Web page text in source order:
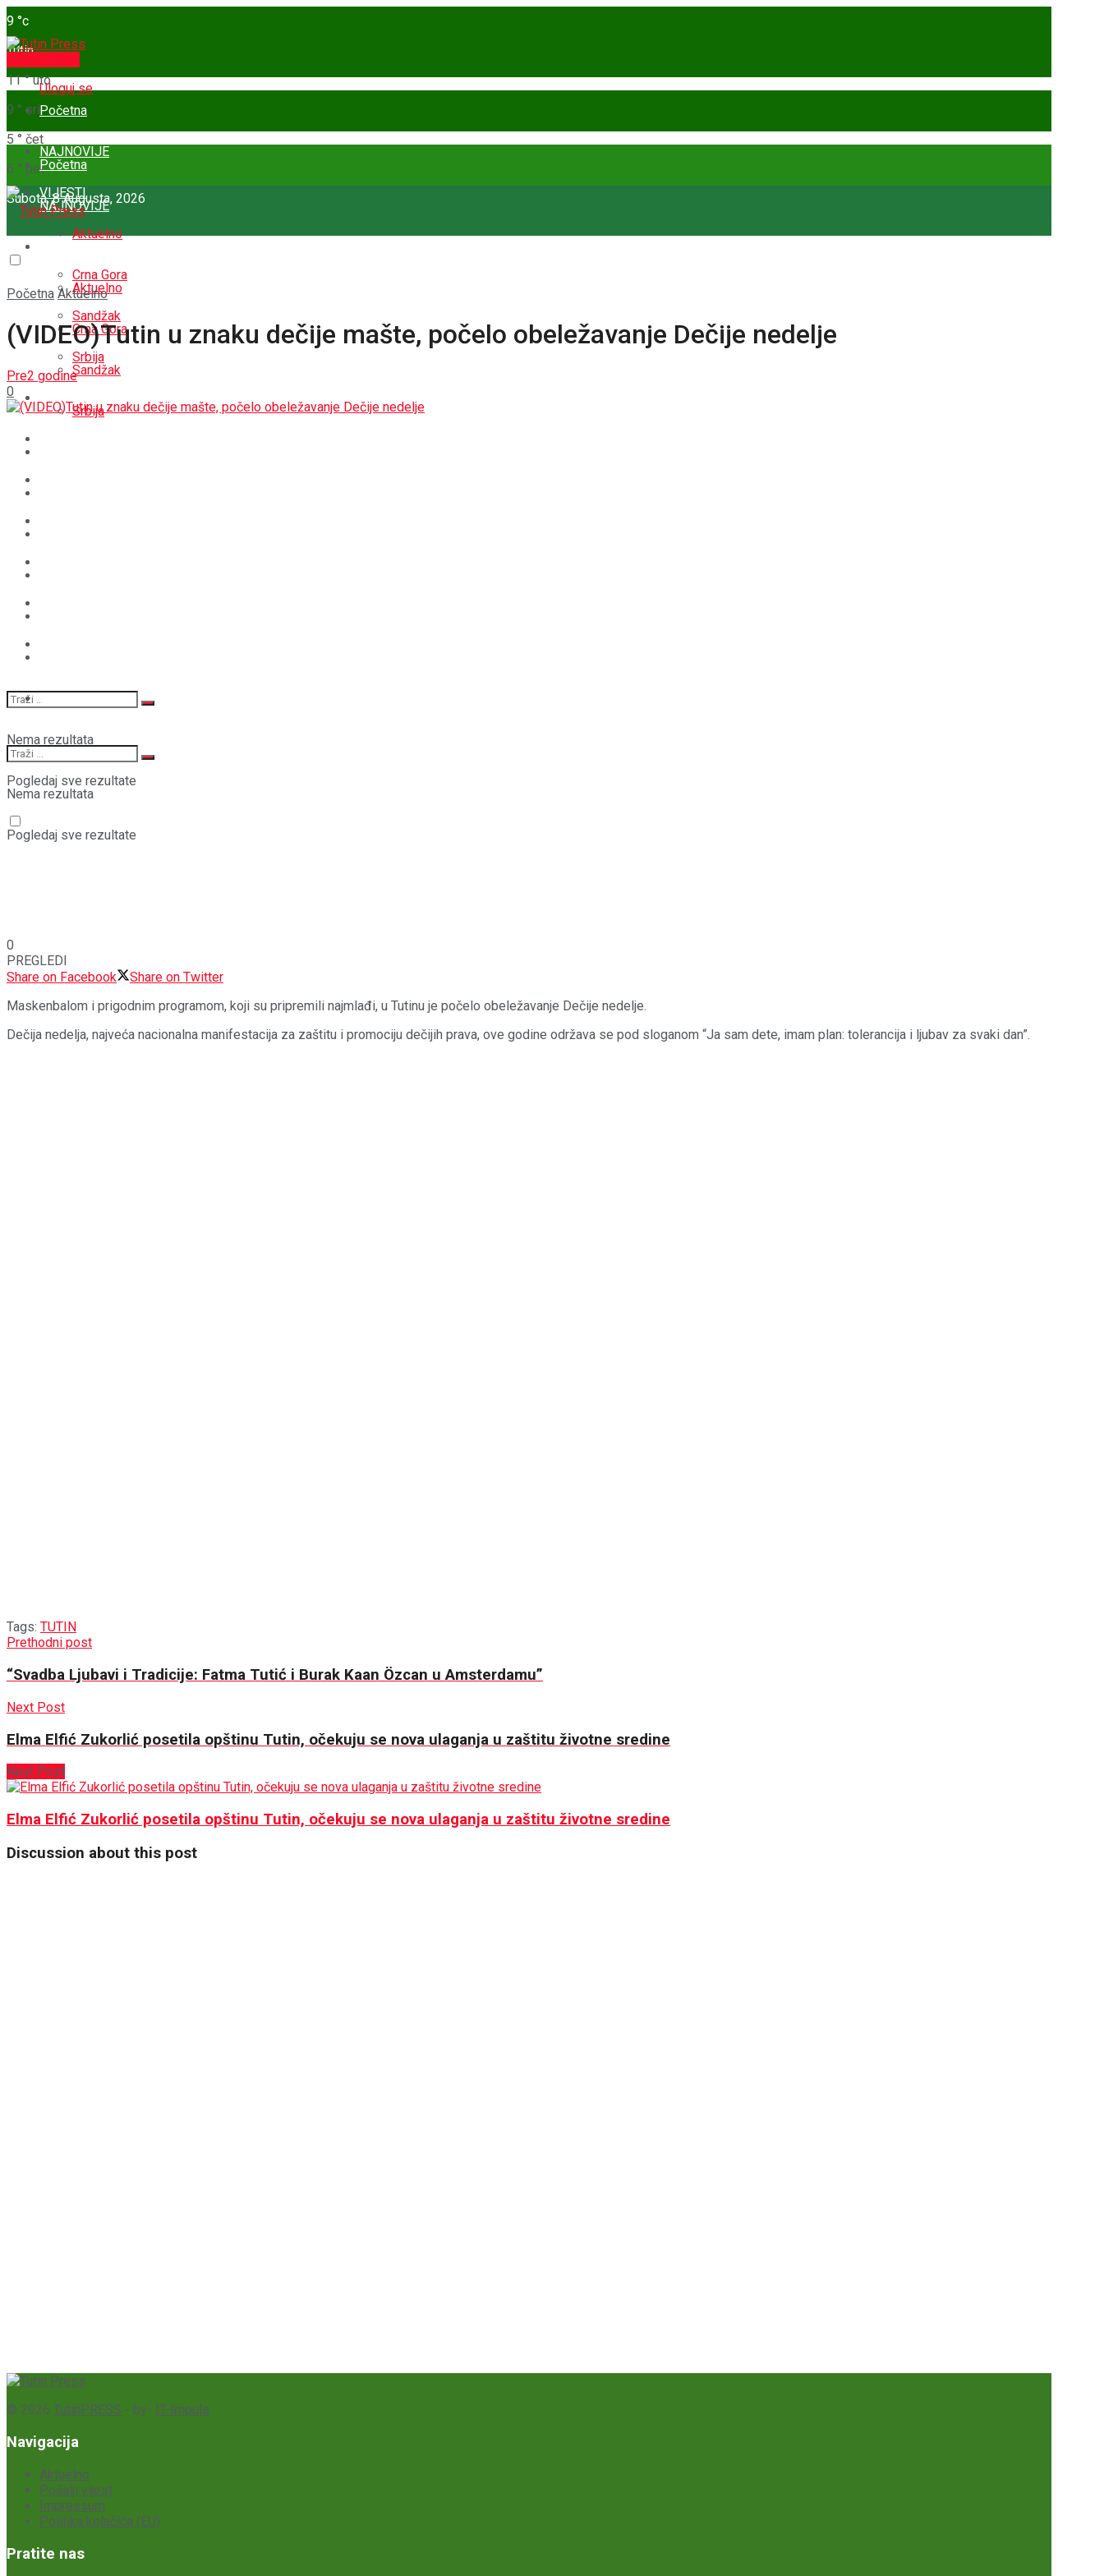
9 °c
Tutin
11 ° uto
9 ° sri
5 ° čet
6 ° pet
Subota, 8 Augusta, 2026
Uloguj se
Početna
NAJNOVIJE
VIJESTI
Aktuelno
Crna Gora
Sandžak
Srbija
REGIJA
Nema rezultata
Pogledaj sve rezultate
Početna
NAJNOVIJE
Aktuelno
Crna Gora
Sandžak
Srbija
SPORT
Nema rezultata
Pogledaj sve rezultate
Početna Aktuelno
(VIDEO)Tutin u znaku dečije mašte, počelo obeležavanje Dečije nedelje
Pre2 godine
0
0
PREGLEDI
Share on Facebook
Share on Twitter
Maskenbalom i prigodnim programom, koji su pripremili najmlađi, u Tutinu je počelo obeležavanje Dečije nedelje.
Dečija nedelja, najveća nacionalna manifestacija za zaštitu i promociju dečijih prava, ove godine održava se pod sloganom “Ja sam dete, imam plan: tolerancija i ljubav za svaki dan”.
Tags: TUTIN
Prethodni post
“Svadba Ljubavi i Tradicije: Fatma Tutić i Burak Kaan Özcan u Amsterdamu”
Next Post
Elma Elfić Zukorlić posetila opštinu Tutin, očekuju se nova ulaganja u zaštitu životne sredine
Next Post
Elma Elfić Zukorlić posetila opštinu Tutin, očekuju se nova ulaganja u zaštitu životne sredine
Discussion about this post
© 2026 TutinPRESS - by- IT-Impuls
Navigacija
Aktuelno
Pošalji vijest
Impressum
Politika kolačića (EU)
Pratite nas